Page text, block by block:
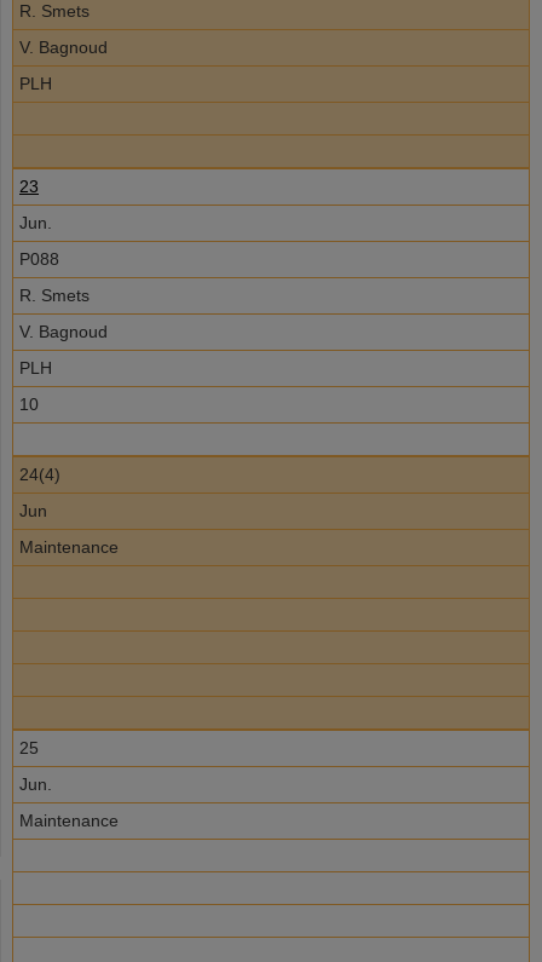
R. Smets
V. Bagnoud
PLH
23
Jun.
P088
R. Smets
V. Bagnoud
PLH
10
24(4)
Jun
Maintenance
25
Jun.
Maintenance